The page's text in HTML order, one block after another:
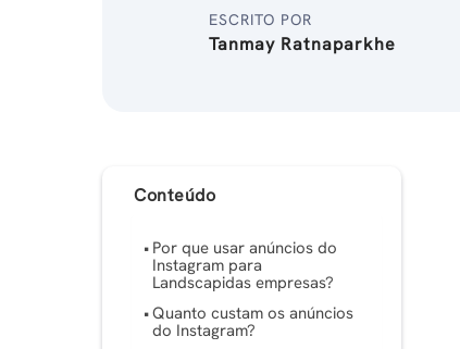
ESCRITO POR
Tanmay Ratnaparkhe
Conteúdo
Por que usar anúncios do
Instagram para
Landscapidas empresas?
Quanto custam os anúncios
do Instagram?